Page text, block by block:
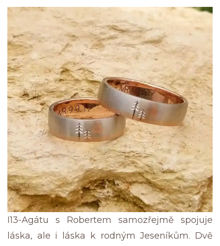
I13-Agátu s Robertem samozřejmě spojuje
láska, ale i láska k rodným Jeseníkům. Dvě